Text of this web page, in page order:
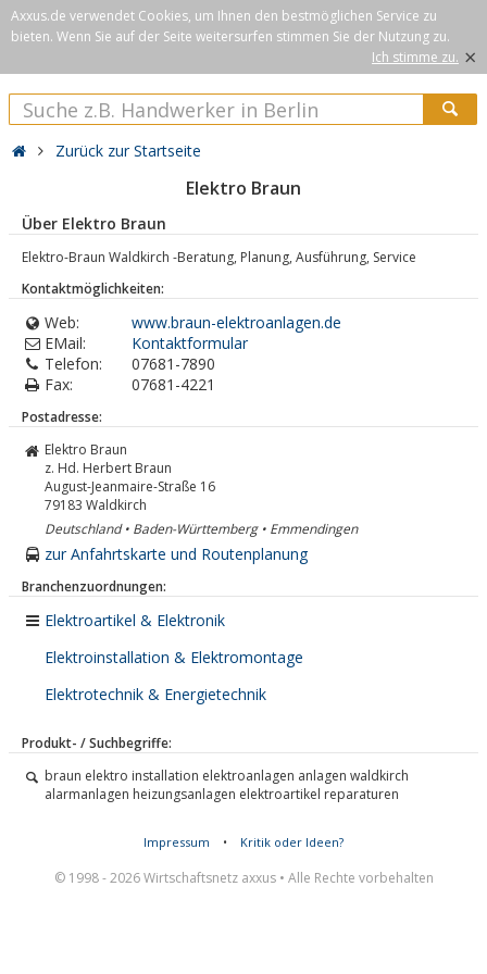
Axxus.de verwendet Cookies, um Ihnen den bestmöglichen Service zu
bieten. Wenn Sie auf der Seite weitersurfen stimmen Sie der Nutzung zu.
Ich stimme zu. ×
Zurück zur Startseite
Elektro Braun
Über Elektro Braun
Elektro-Braun Waldkirch -Beratung, Planung, Ausführung, Service
Kontaktmöglichkeiten:
Web:
www.braun-elektroanlagen.de
EMail:
Kontaktformular
Telefon:
07681-7890
Fax:
07681-4221
Postadresse:
Elektro Braun
z. Hd. Herbert Braun
August-Jeanmaire-Straße 16
79183 Waldkirch
Deutschland • Baden-Württemberg • Emmendingen
zur Anfahrtskarte und Routenplanung
Branchenzuordnungen:
Elektroartikel & Elektronik
Elektroinstallation & Elektromontage
Elektrotechnik & Energietechnik
Produkt- / Suchbegriffe:
braun elektro installation elektroanlagen anlagen waldkirch
alarmanlagen heizungsanlagen elektroartikel reparaturen
Impressum • Kritik oder Ideen?
© 1998 - 2026 Wirtschaftsnetz axxus • Alle Rechte vorbehalten